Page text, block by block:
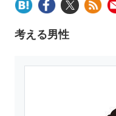
考える男性